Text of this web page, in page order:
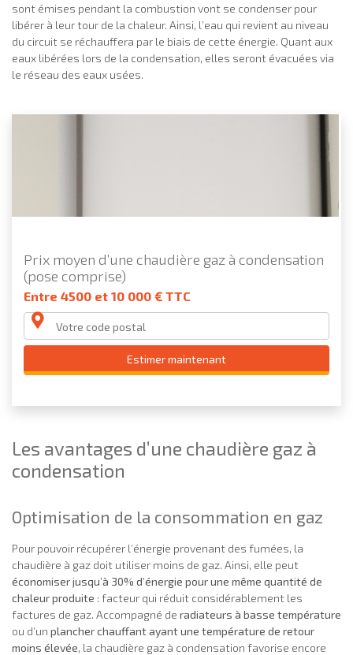
sont émises pendant la combustion vont se condenser pour
libérer à leur tour de la chaleur. Ainsi, l’eau qui revient au niveau
du circuit se réchauffera par le biais de cette énergie. Quant aux
eaux libérées lors de la condensation, elles seront évacuées via
le réseau des eaux usées.
Prix moyen d’une chaudière gaz à condensation
(pose comprise)
Entre 4500 et 10 000 € TTC
Estimer maintenant
Les avantages d’une chaudière gaz à
condensation
Optimisation de la consommation en gaz
Pour pouvoir récupérer l’énergie provenant des fumées, la
chaudière à gaz doit utiliser moins de gaz. Ainsi, elle peut
économiser jusqu’à 30% d’énergie pour une même quantité de
chaleur produite : facteur qui réduit considérablement les
factures de gaz. Accompagné de radiateurs à basse température
ou d’un plancher chauffant ayant une température de retour
moins élevée, la chaudière gaz à condensation favorise encore